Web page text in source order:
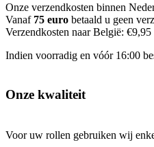
Onze verzendkosten binnen
Vanaf 75 euro betaald u geen
Verzendkosten naar België: €9,95
Indien voorradig en vóór 16:00
Onze kwaliteit
Voor uw rollen gebruiken wij